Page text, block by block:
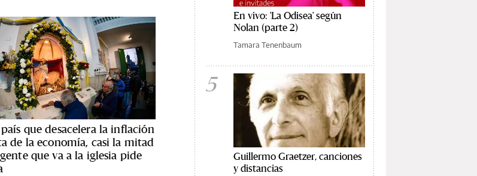
que desacelera la inflación
de la economía, casi la mitad
que va a la iglesia pide
En vivo: 'La Odisea' según
Nolan (parte 2)
Tamara Tenenbaum
5
Guillermo Graetzer, canciones
y distancias